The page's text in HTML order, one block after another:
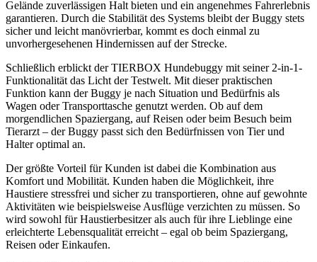
Gelände zuverlässigen Halt bieten und ein angenehmes Fahrerlebnis
garantieren. Durch die Stabilität des Systems bleibt der Buggy stets
sicher und leicht manövrierbar, kommt es doch einmal zu
unvorhergesehenen Hindernissen auf der Strecke.
Schließlich erblickt der TIERBOX Hundebuggy mit seiner 2-in-1-
Funktionalität das Licht der Testwelt. Mit dieser praktischen
Funktion kann der Buggy je nach Situation und Bedürfnis als
Wagen oder Transporttasche genutzt werden. Ob auf dem
morgendlichen Spaziergang, auf Reisen oder beim Besuch beim
Tierarzt – der Buggy passt sich den Bedürfnissen von Tier und
Halter optimal an.
Der größte Vorteil für Kunden ist dabei die Kombination aus
Komfort und Mobilität. Kunden haben die Möglichkeit, ihre
Haustiere stressfrei und sicher zu transportieren, ohne auf gewohnte
Aktivitäten wie beispielsweise Ausflüge verzichten zu müssen. So
wird sowohl für Haustierbesitzer als auch für ihre Lieblinge eine
erleichterte Lebensqualität erreicht – egal ob beim Spaziergang,
Reisen oder Einkaufen.